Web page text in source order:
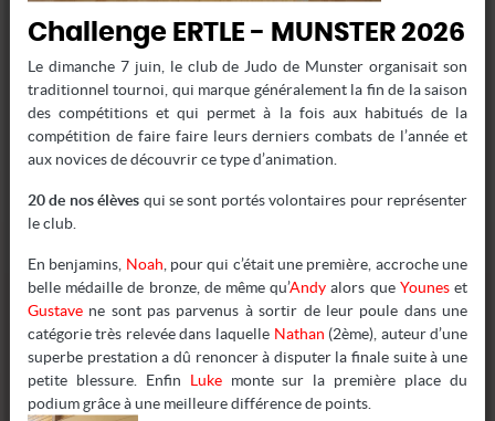
-32 F P
-40 F P
-45 F P
-50 F P
Challenge ERTLE - MUNSTER 2026
Le dimanche 7 juin, le club de Judo de Munster organisait son
traditionnel tournoi, qui marque généralement la fin de la saison
des compétitions et qui permet à la fois aux habitués de la
compétition de faire faire leurs derniers combats de l’année et
aux novices de découvrir ce type d’animation.
20 de nos élèves qui se sont portés volontaires pour représenter
le club.
En benjamins, Noah , pour qui c’était une première, accroche une
belle médaille de bronze, de même qu’Andy alors que Youneset
Gustave ne sont pas parvenus à sortir de leur poule dans une
catégorie très relevée dans laquelle Nathan (2ème), auteur d’une
superbe prestation a dû renoncer à disputer la finale suite à une
petite blessure. Enfin Luke monte sur la première place du
podium grâce à une meilleure différence de points.